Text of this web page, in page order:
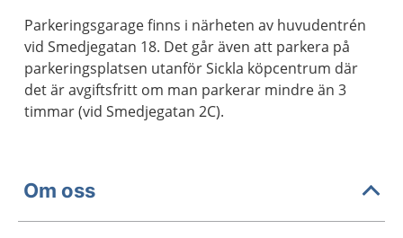
Parkeringsgarage finns i närheten av huvudentrén
vid Smedjegatan 18. Det går även att parkera på
parkeringsplatsen utanför Sickla köpcentrum där
det är avgiftsfritt om man parkerar mindre än 3
timmar (vid Smedjegatan 2C).
Om oss